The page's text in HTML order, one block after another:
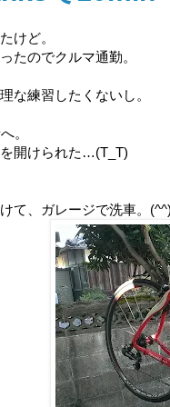
けど。
たのでクルマ通勤。
な練習したくないし。
。
開けられた…(T_T)
て、ガレージで洗車。